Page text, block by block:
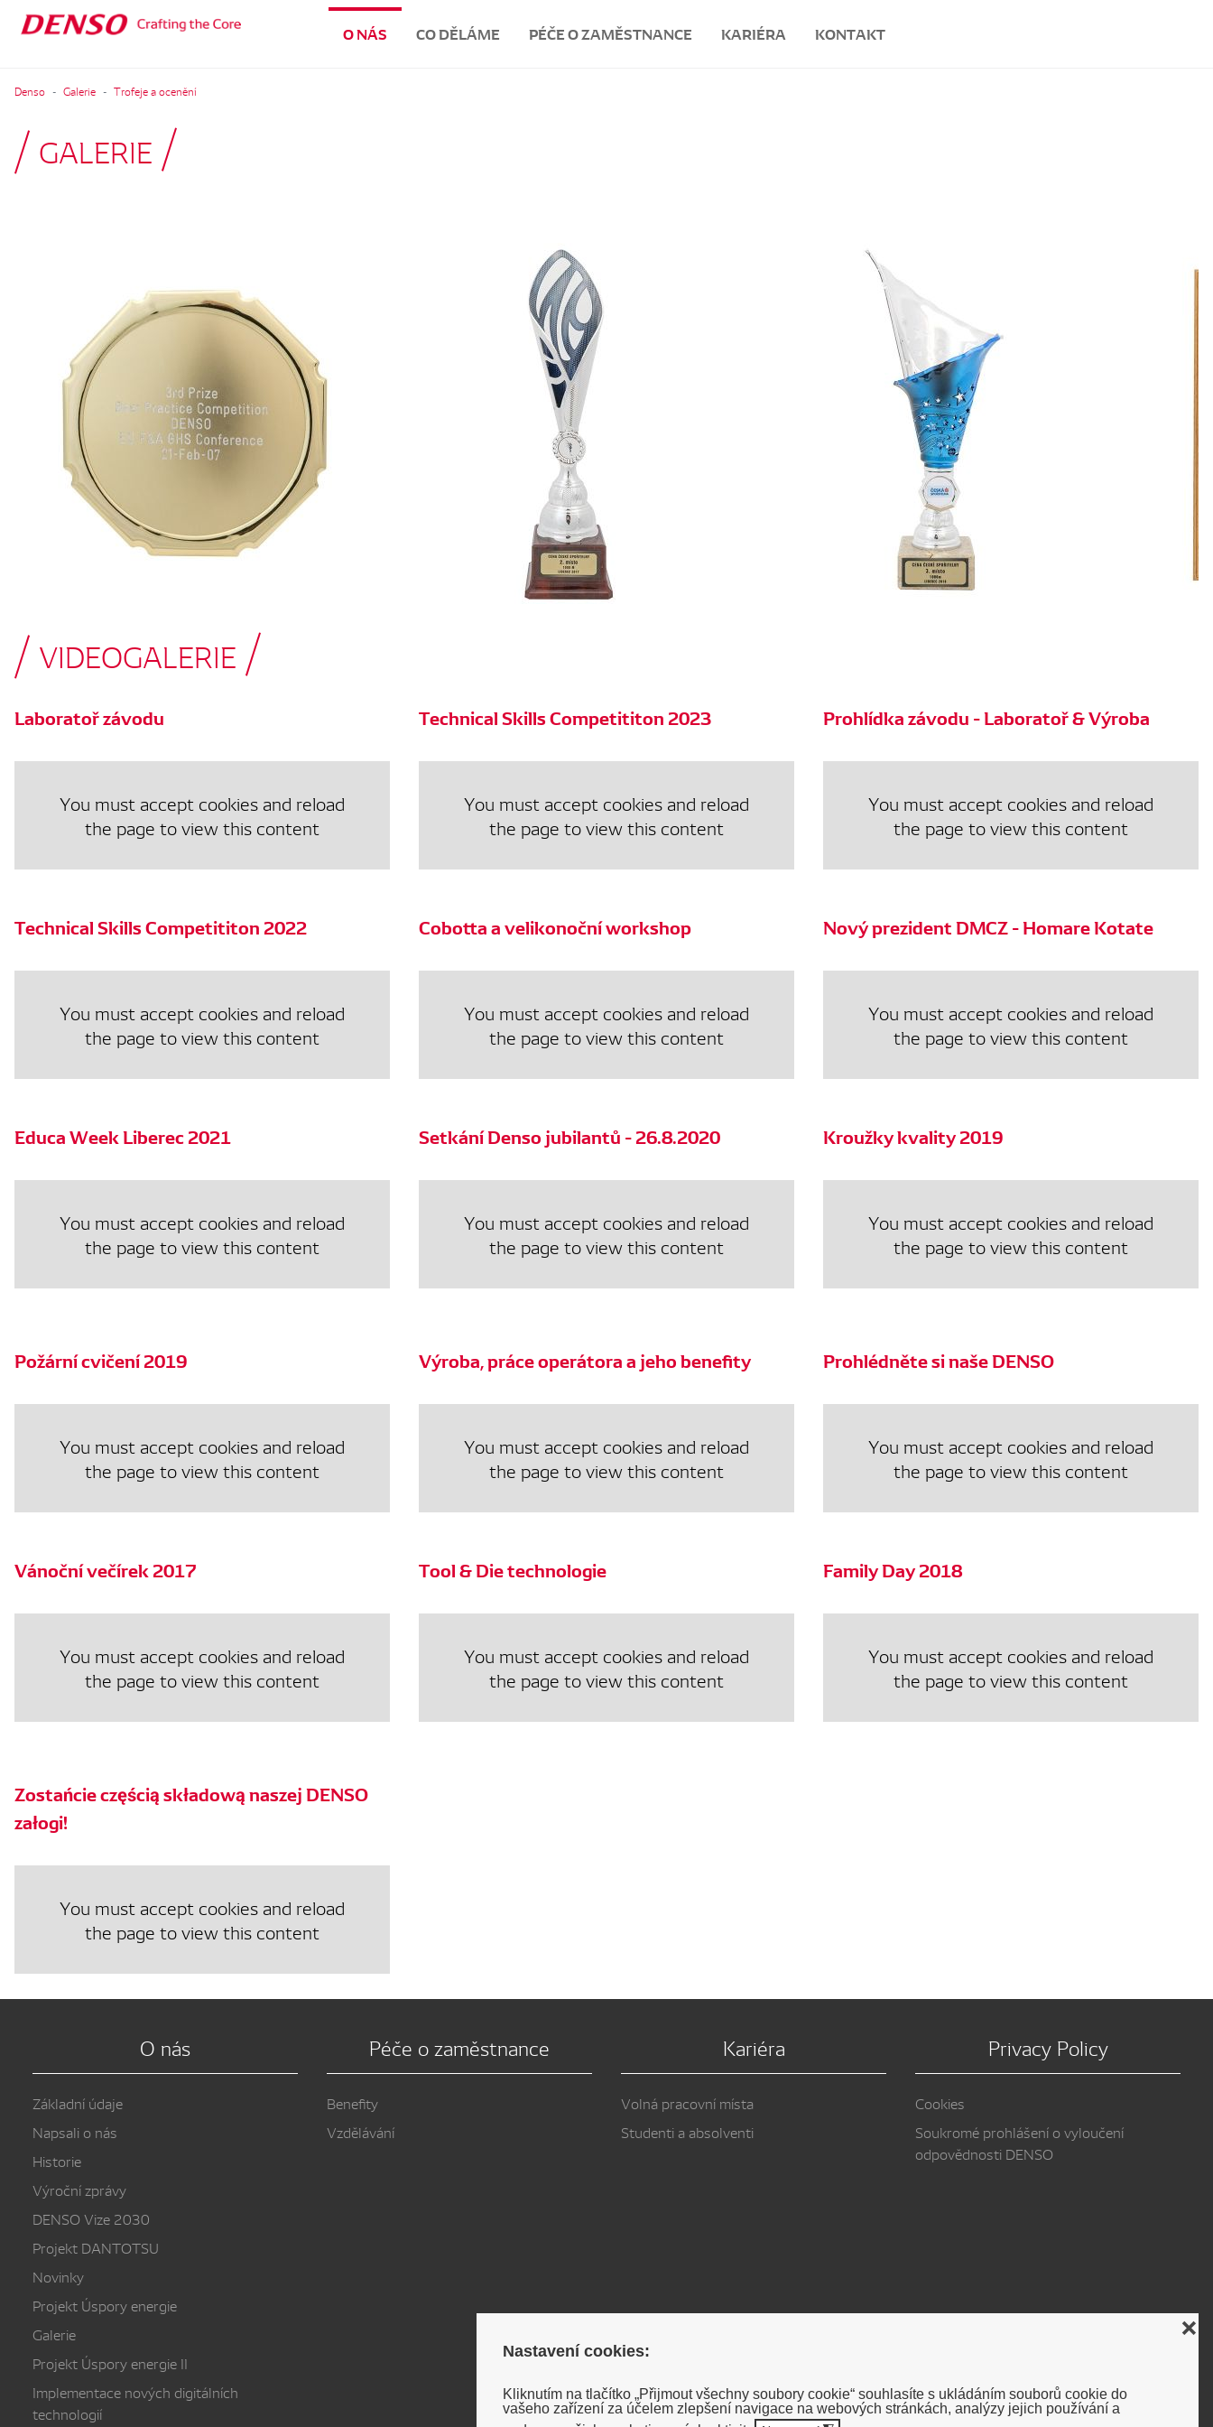
Nastavení cookies:
Kliknutím na tlačítko „Přijmout všechny soubory cookie“ souhlasíte s ukládáním souborů cookie do
vašeho zařízení za účelem zlepšení navigace na webových stránkách, analýzy jejich používání a
❌
O NÁS CO DĚLÁME PÉČE O ZAMĚSTNANCE KARIÉRA KONTAKT
Denso Galerie Trofeje a ocenění
GALERIE
VIDEOGALERIE
Laboratoř závodu
You must accept cookies and reload
the page to view this content
Technical Skills Competititon 2023
You must accept cookies and reload
the page to view this content
Prohlídka závodu - Laboratoř & Výroba
You must accept cookies and reload
the page to view this content
Technical Skills Competititon 2022
You must accept cookies and reload
the page to view this content
Cobotta a velikonoční workshop
You must accept cookies and reload
the page to view this content
Nový prezident DMCZ - Homare Kotate
You must accept cookies and reload
the page to view this content
Educa Week Liberec 2021
You must accept cookies and reload
the page to view this content
Setkání Denso jubilantů - 26.8.2020
You must accept cookies and reload
the page to view this content
Kroužky kvality 2019
You must accept cookies and reload
the page to view this content
Požární cvičení 2019
You must accept cookies and reload
the page to view this content
Výroba, práce operátora a jeho benefity
You must accept cookies and reload
the page to view this content
Prohlédněte si naše DENSO
You must accept cookies and reload
the page to view this content
Vánoční večírek 2017
You must accept cookies and reload
the page to view this content
Tool & Die technologie
You must accept cookies and reload
the page to view this content
Family Day 2018
You must accept cookies and reload
the page to view this content
Zostańcie częścią składową naszej DENSO
załogi!
You must accept cookies and reload
the page to view this content
O nás
Základní údaje
Napsali o nás
Historie
Výroční zprávy
DENSO Vize 2030
Projekt DANTOTSU
Novinky
Projekt Úspory energie
Galerie
Projekt Úspory energie II
Implementace nových digitálních
technologií
Péče o zaměstnance
Benefity
Vzdělávání
Kariéra
Volná pracovní místa
Studenti a absolventi
Privacy Policy
Cookies
Soukromé prohlášení o vyloučení
odpovědnosti DENSO